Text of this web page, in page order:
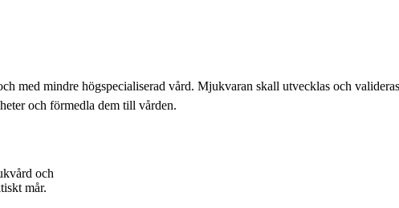
med mindre högspecialiserad vård. Mjukvaran skall utvecklas och
och förmedla dem till vården.
och
mår.